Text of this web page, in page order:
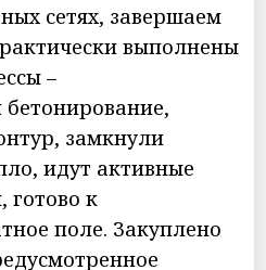
сетях, завершаем
выполнены
–
замкнули
идут активные
готово к
поле. Закуплено